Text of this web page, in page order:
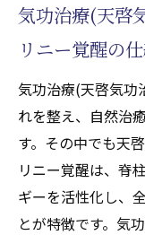
気功治療(天啓
リニー覚醒の
気功治療(天啓気功
れを整え、自然治
す。その中でも天
リニー覚醒は、脊
ギーを活性化し、
とが特徴です。気